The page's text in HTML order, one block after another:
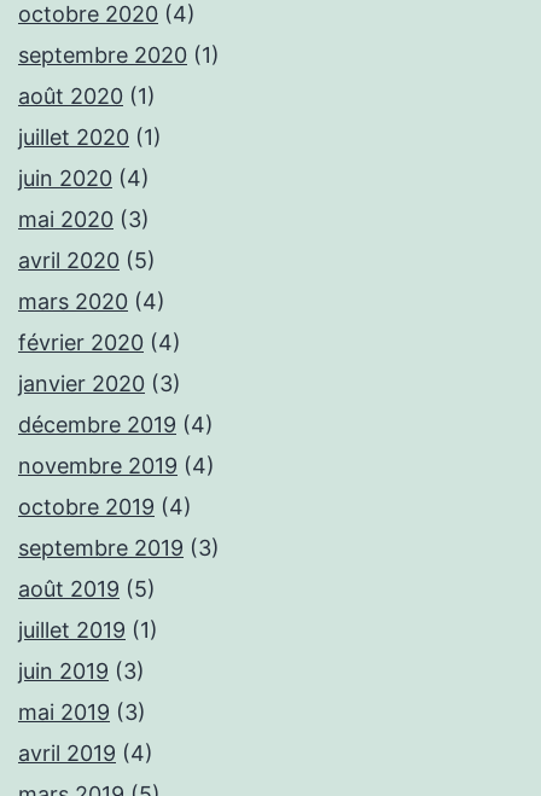
octobre 2020 (4)
septembre 2020 (1)
août 2020 (1)
juillet 2020 (1)
juin 2020 (4)
mai 2020 (3)
avril 2020 (5)
mars 2020 (4)
février 2020 (4)
janvier 2020 (3)
décembre 2019 (4)
novembre 2019 (4)
octobre 2019 (4)
septembre 2019 (3)
août 2019 (5)
juillet 2019 (1)
juin 2019 (3)
mai 2019 (3)
avril 2019 (4)